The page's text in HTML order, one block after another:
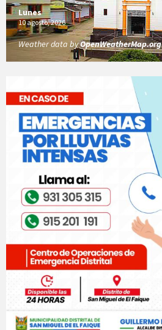
Lunes
10 agosto, 2026
Weather data byOpenWeatherMap.org